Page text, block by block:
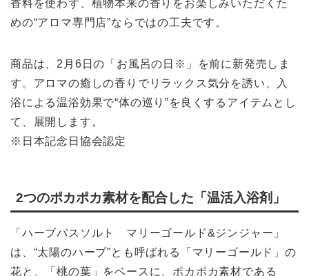
香料を使わず、植物本来の香りをお楽しみいただくた
めの“アロマ専門店”ならではの工夫です。
商品は、2月6日の「お風呂の日※」を前に新発売しま
す。アロマの癒しの香りでリラックス気分を誘い、入
浴による温浴効果で“体の巡り”を良くするアイテムとし
て、展開します。
※日本記念日協会認定
2つのポカポカ素材を配合した「温活入浴剤」
「ハーブバスソルト マリーゴールド&ジンジャー」
は、“太陽のハーブ”とも呼ばれる「マリーゴールド」の
花と、「桃の葉」をベースに、ポカポカ素材である